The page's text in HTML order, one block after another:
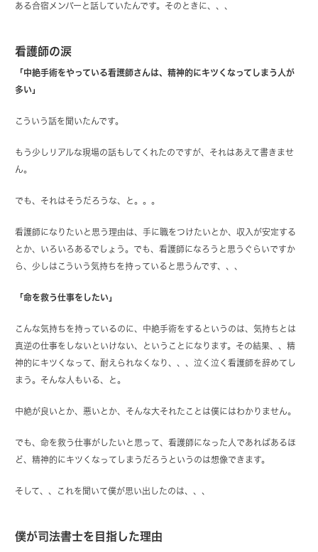
ある合宿メンバーと話していたんです。そのときに、、、
看護師の涙
「中絶手術をやっている看護師さんは、精神的にキツくなってしまう人が
多い」
こういう話を聞いたんです。
もう少しリアルな現場の話もしてくれたのですが、それはあえて書きませ
ん。
でも、それはそうだろうな、と。。。
看護師になりたいと思う理由は、手に職をつけたいとか、収入が安定する
とか、いろいろあるでしょう。でも、看護師になろうと思うぐらいですか
ら、少しはこういう気持ちを持っていると思うんです、、、
「命を救う仕事をしたい」
こんな気持ちを持っているのに、中絶手術をするというのは、気持ちとは
真逆の仕事をしないといけない、ということになります。その結果、、精
神的にキツくなって、耐えられなくなり、、、泣く泣く看護師を辞めてし
まう。そんな人もいる、と。
中絶が良いとか、悪いとか、そんな大それたことは僕にはわかりません。
でも、命を救う仕事がしたいと思って、看護師になった人であればあるほ
ど、精神的にキツくなってしまうだろうというのは想像できます。
そして、、これを聞いて僕が思い出したのは、、、
僕が司法書士を目指した理由